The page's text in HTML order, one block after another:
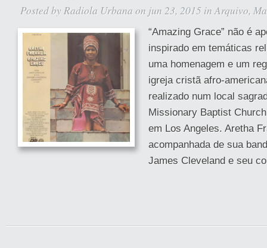
Posted by Radiola Urbana on jun 23, 2015 inArquivo,
“Amazing Grace” não é
inspirado em temáticas
uma homenagem e um
igreja cristã afro-
realizado num local
Missionary Baptist
em Los Angeles. Aretha
acompanhada de sua
James Cleveland e seu